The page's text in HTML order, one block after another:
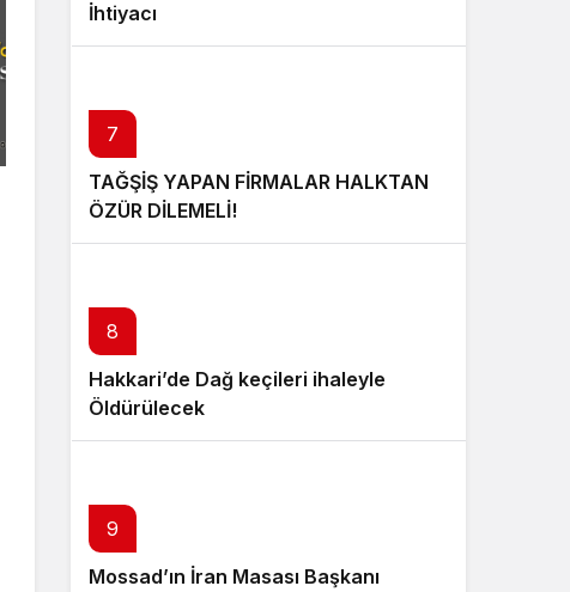
İhtiyacı
7
TAĞŞİŞ YAPAN FİRMALAR HALKTAN
ÖZÜR DİLEMELİ!
8
Hakkari’de Dağ keçileri ihaleyle
Öldürülecek
9
Mossad’ın İran Masası Başkanı